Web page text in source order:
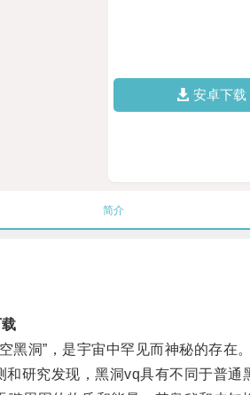
安卓下载
简介
洞”，是宇宙中罕见而神秘的存在。
究发现，黑洞vq具有不同于普通